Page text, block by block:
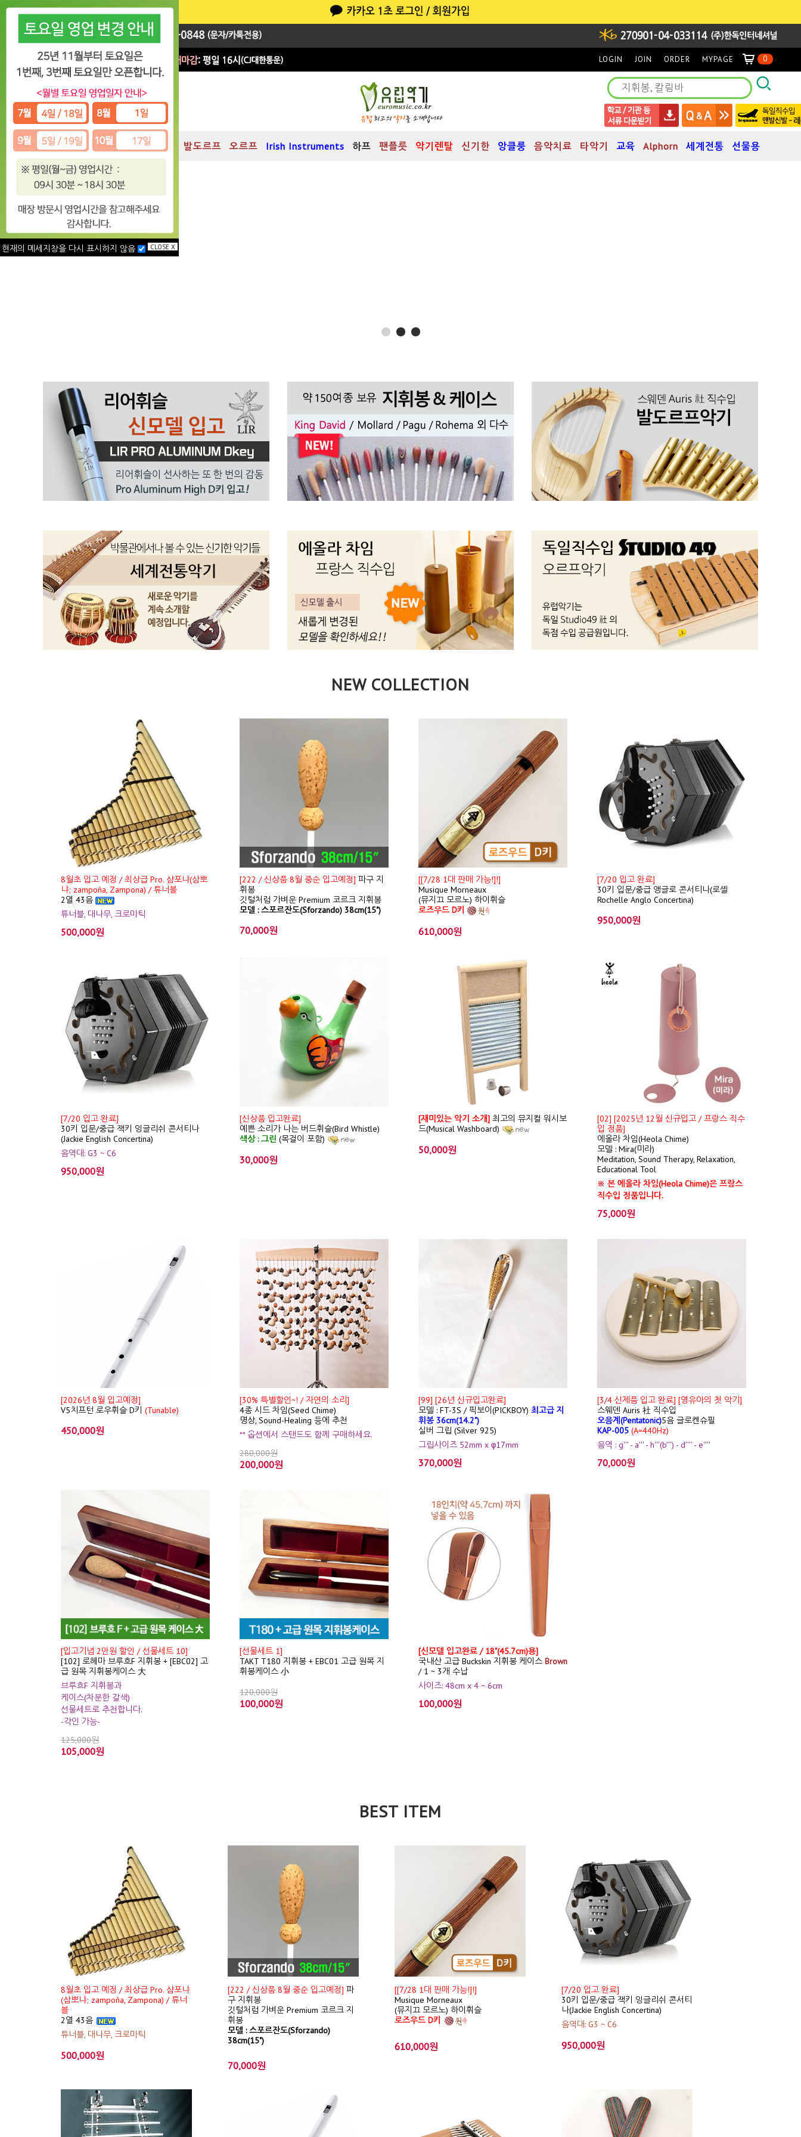
LOGIN JOIN ORDER MYPAGE 0
지휘봉 대박 Sale 차임 발도르프 오르프 Irish Instruments 하프 팬플릇 악기렌탈 신기한 앙클룽 음악치료 타악기 교육 Alphorn 세계전통 선물용
NEW COLLECTION
8월초 입고 예정 / 최상급 Pro. 샴포냐(삼뽀
냐; zampoña, Zampona) / 튜너블
2열 43음
튜너블, 대나무, 크로마틱
500,000원
[222 / 신상품 8월 중순 입고예정] 파구 지
휘봉
깃털처럼 가벼운 Premium 코르크 지휘봉
모델 : 스포르잔도(Sforzando) 38cm(15")
70,000원
[[7/28 1대 판매 가능!]!]
Musique Morneaux
(뮤지끄 모르노) 하이휘슬
로즈우드 D키
610,000원
[7/20 입고 완료]
30키 입문/중급 앵글로 콘서티나(로셸
Rochelle Anglo Concertina)
950,000원
[7/20 입고 완료]
30키 입문/중급 잭키 잉글리쉬 콘서티나
(Jackie English Concertina)
음역대: G3 ~ C6
950,000원
[신상품 입고완료]
예쁜 소리가 나는 버드휘슬(Bird Whistle)
색상 : 그린 (목걸이 포함)
30,000원
[재미있는 악기 소개] 최고의 뮤지컬 워시보
드(Musical Washboard)
50,000원
[02] [2025년 12월 신규입고 / 프랑스 직수
입 정품]
에올라 차임(Heola Chime)
모델 : Mira(미라)
Meditation, Sound Therapy, Relaxation,
Educational Tool
※ 본 에올라 차임(Heola Chime)은 프랑스
직수입 정품입니다.
75,000원
[2026년 8월 입고예정]
V5치프턴 로우휘슬 D키 (Tunable)
450,000원
[30% 특별할인~! / 자연의 소리]
4종 시드 차임(Seed Chime)
명상, Sound-Healing 등에 추천
** 옵션에서 스탠드도 함께 구매하세요.
280,000원
200,000원
[99] [26년 신규입고완료]
모델 : FT-3S / 픽보이(PICKBOY) 최고급 지
휘봉 36cm(14.2")
실버 그립 (Silver 925)
그립사이즈 52mm x φ17mm
370,000원
[3/4 신제품 입고 완료] [영유아의 첫 악기]
스웨덴 Auris 社 직수입
오음계(Pentatonic)5음 글로켄슈필
KAP-005 (A=440Hz)
음역 : g''' - a''' - h'''(b''') - d'''' - e''''
70,000원
[입고기념 2만원 할인 / 선물세트 10]
[102] 로헤마 브루흐F 지휘봉 + [EBC02] 고
급 원목 지휘봉케이스 大
브루흐F 지휘봉과
케이스(차분한 갈색)
선물세트로 추천합니다.
-각인 가능-
125,000원
105,000원
[선물세트 1]
TAKT T180 지휘봉 + EBC01 고급 원목 지
휘봉케이스 小
120,000원
100,000원
[신모델 입고완료 / 18"(45.7cm)용]
국내산 고급 Buckskin 지휘봉 케이스 Brown
/ 1 ~ 3개 수납
사이즈: 48cm x 4 ~ 6cm
100,000원
BEST ITEM
8월초 입고 예정 / 최상급 Pro. 샴포냐
(삼뽀냐; zampoña, Zampona) / 튜너
블
2열 43음
튜너블, 대나무, 크로마틱
500,000원
[222 / 신상품 8월 중순 입고예정] 파
구 지휘봉
깃털처럼 가벼운 Premium 코르크 지
휘봉
모델 : 스포르잔도(Sforzando)
38cm(15")
70,000원
[[7/28 1대 판매 가능!]!]
Musique Morneaux
(뮤지끄 모르노) 하이휘슬
로즈우드 D키
610,000원
[7/20 입고 완료]
30키 입문/중급 잭키 잉글리쉬 콘서티
나(Jackie English Concertina)
음역대: G3 ~ C6
950,000원
현재의 메세지창을 다시 표시하지 않음 CLOSE X